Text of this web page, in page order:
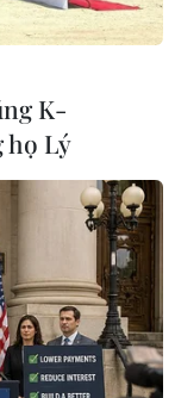
thể hoạt
hoạt động
nhiều điều
nguồn tài trợ
K-
họ Lý